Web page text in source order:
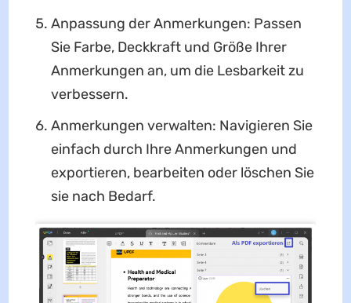
Anpassung der Anmerkungen: Passen
Sie Farbe, Deckkraft und Größe Ihrer
Anmerkungen an, um die Lesbarkeit zu
verbessern.
Anmerkungen verwalten: Navigieren Sie
einfach durch Ihre Anmerkungen und
exportieren, bearbeiten oder löschen Sie
sie nach Bedarf.